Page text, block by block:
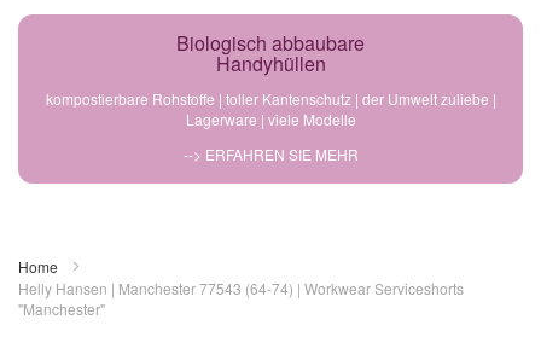
Direkt
Biologisch abbaubare
Handyhüllen
kompostierbare Rohstoffe | toller Kantenschutz | der Umwelt zuliebe |
Lagerware | viele Modelle
--> ERFAHREN SIE MEHR
Home
Helly Hansen | Manchester 77543 (64-74) | Workwear Serviceshorts
"Manchester"